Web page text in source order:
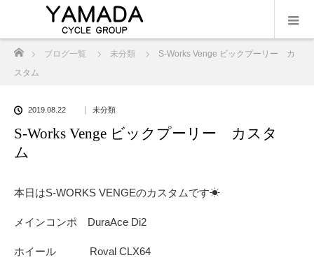
ブログ一覧 未分類
S-Works Venge ビックプーリー カ
スタム
2019.08.22 未分類
S-Works Venge ビックプーリー カスタ
ム
本日はS-WORKS VENGEのカスタムです☀︎
メインコンポ DuraAce Di2
ホイール Roval CLX64